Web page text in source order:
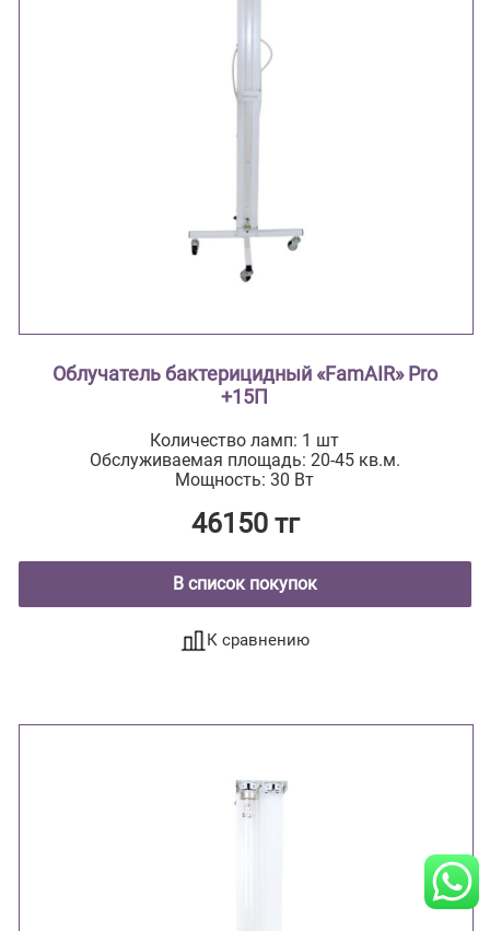
Облучатель бактерицидный «FamAIR» Pro
+15П
Количество ламп: 1 шт
Обслуживаемая площадь: 20-45 кв.м.
Мощность: 30 Вт
46150 тг
В список покупок
К сравнению